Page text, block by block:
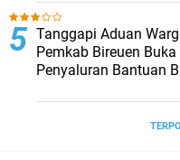
Tanggapi Aduan
Pemkab Bireuen
Penyaluran Bantuan